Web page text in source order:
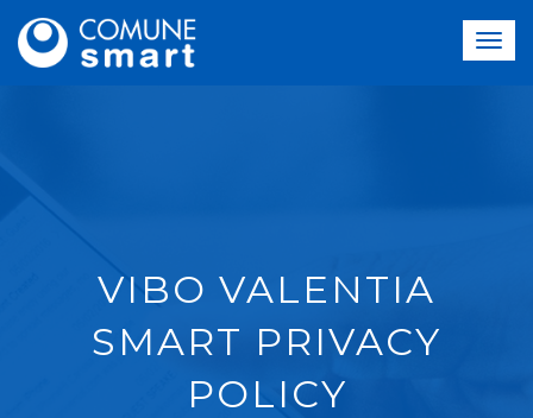
VIBO VALENTIA
SMART PRIVACY
POLICY